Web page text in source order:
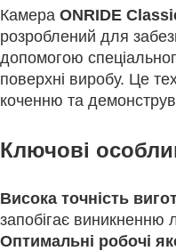
Камера ONRIDE
розроблений для
допомогою
поверхні виробу. Це
коченню та
Ключові
Висока точність
запобігає виникненню
Оптимальні робочі